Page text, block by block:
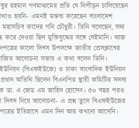
রহমান গণমাধ্যমের প্রতি যে নিপীড়ন চালিয়েছেন
হয়নি- এমনই মন্তব্য করেছেন বাংলাদেশ
কাদের গনি চৌধুরী। তিনি বলেছেন, সদ্য
করে দেওয়া ছিল মুক্তিযুদ্ধের সঙ্গে বেইমানি। আজ
কালো দিবস উপলক্ষে জাতীয় প্রেসক্লাবের
আলোচনা সভায় এ কথা বলেন তিনি।
ইউনিয়ন (বিএফইউজে) ও ঢাকা সাংবাদিক ইউনিয়ন
অতিথি ছিলেন বিএনপির স্থায়ী কমিটির সদস্য
ডা. এ জেড এম জাহিদ হোসেন। ৫০ বছর পরও
নিয়ে আলোচনা- এ প্রশ্ন তুলে বিএফইউজের
ইতিহাসে এমন দিন আর কখনো আসেনি।